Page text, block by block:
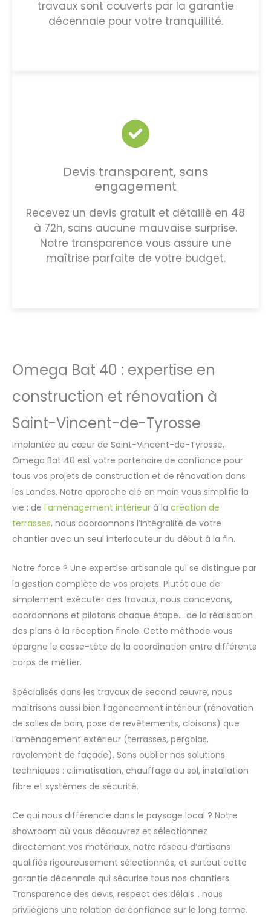
travaux sont couverts par la garantie
décennale pour votre tranquillité.
Devis transparent, sans
engagement
Recevez un devis gratuit et détaillé en 48
à 72h, sans aucune mauvaise surprise.
Notre transparence vous assure une
maîtrise parfaite de votre budget.
Omega Bat 40 : expertise en
construction et rénovation à
Saint-Vincent-de-Tyrosse
Implantée au cœur de Saint-Vincent-de-Tyrosse,
Omega Bat 40 est votre partenaire de confiance pour
tous vos projets de construction et de rénovation dans
les Landes. Notre approche clé en main vous simplifie la
vie : de l'aménagement intérieur à la création de
terrasses, nous coordonnons l’intégralité de votre
chantier avec un seul interlocuteur du début à la fin.
Notre force ? Une expertise artisanale qui se distingue par
la gestion complète de vos projets. Plutôt que de
simplement exécuter des travaux, nous concevons,
coordonnons et pilotons chaque étape… de la réalisation
des plans à la réception finale. Cette méthode vous
épargne le casse-tête de la coordination entre différents
corps de métier.
Spécialisés dans les travaux de second œuvre, nous
maîtrisons aussi bien l’agencement intérieur (rénovation
de salles de bain, pose de revêtements, cloisons) que
l’aménagement extérieur (terrasses, pergolas,
ravalement de façade). Sans oublier nos solutions
techniques : climatisation, chauffage au sol, installation
fibre et systèmes de sécurité.
Ce qui nous différencie dans le paysage local ? Notre
showroom où vous découvrez et sélectionnez
directement vos matériaux, notre réseau d’artisans
qualifiés rigoureusement sélectionnés, et surtout cette
garantie décennale qui sécurise tous nos chantiers.
Transparence des devis, respect des délais… nous
privilégions une relation de confiance sur le long terme.